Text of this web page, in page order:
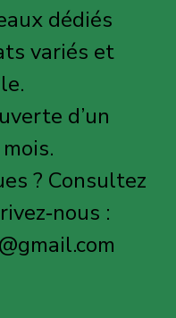
dédiés
variés et
d’un
? Consultez
: